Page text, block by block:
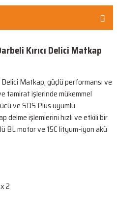
Kırıcı Delici Matkap
Matkap, güçlü performansı ve
tamirat işlerinde mükemmel
ve SDS Plus uyumlu
delme işlemlerini hızlı ve etkili bir
BL motor ve 15C lityum-iyon akü
2